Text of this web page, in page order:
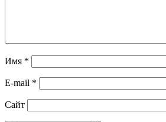
Имя *
E-mail *
Сайт